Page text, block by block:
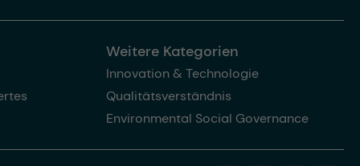
Weitere Kategorien
Innovation & Technologie
Qualitätsverständnis
Environmental Social Governance